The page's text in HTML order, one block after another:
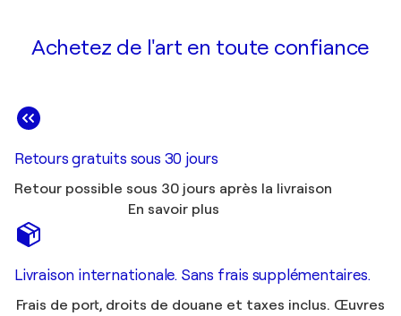
Achetez de l'art en toute confiance
Retours gratuits sous 30 jours
Retour possible sous 30 jours après la livraison
En savoir plus
Livraison internationale. Sans frais supplémentaires.
Frais de port, droits de douane et taxes inclus. Œuvres